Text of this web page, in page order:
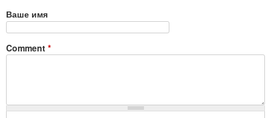
Ваше имя
Comment *